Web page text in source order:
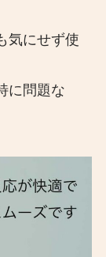
気にせず使
に問題な